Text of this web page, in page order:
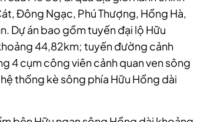
Đông Ngạc, Phú Thượng, Hồng Hà,
Dự án bao gồm tuyến đại lộ Hữu
44,82km; tuyến đường cảnh
4 cụm công viên cảnh quan ven sông
thống kè sông phía Hữu Hồng dài